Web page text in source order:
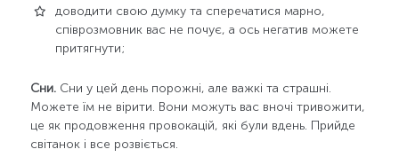
доводити свою думку та сперечатися марно,
співрозмовник вас не почує, а ось негатив можете
притягнути;
Сни.Сни у цей день порожні, але важкі та страшні.
Можете їм не вірити. Вони можуть вас вночі тривожити,
це як продовження провокацій, які були вдень. Прийде
світанок і все розвіється.